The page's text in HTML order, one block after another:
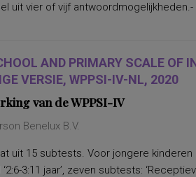
uit vier of vijf
AND PRIMARY SCALE OF
VERSIE, WPPSI-IV-NL, 2020
van de WPPSI-IV
Benelux B.V.
uit 15 subtests. Voor jongere
3:11 jaar’, zeven subtests: